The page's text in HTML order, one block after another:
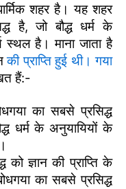
शहर है। यह शहर
है, जो बौद्ध धर्म के
स्थल है। माना जाता है
की प्राप्ति हुई थी। गया
हैं:-
का सबसे प्रसिद्ध
धर्म के अनुयायियों के
को ज्ञान की प्राप्ति के
का सबसे प्रसिद्ध